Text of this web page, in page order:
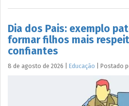
Dia dos Pais: exemplo
formar filhos mais
confiantes
8 de agosto de 2026 Educação Postado